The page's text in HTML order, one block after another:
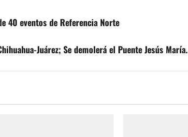
40 eventos de Referencia Norte
Juárez; Se demolerá el Puente Jesús María.